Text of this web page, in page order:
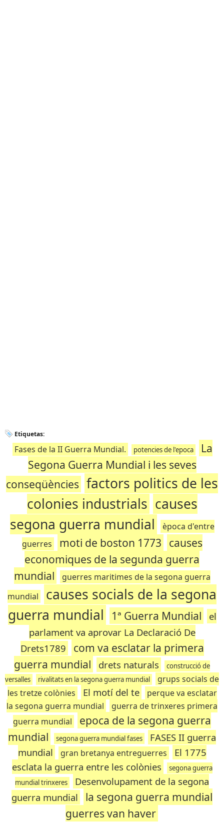
Etiquetas:
Fases de la II Guerra Mundial. potencies de l'epoca
La
Segona Guerra Mundial i les seves
conseqüències factors politics de les
colonies industrials causes
segona guerra mundial
època d'entre
guerres
moti de boston 1773 causes
economiques de la segunda guerra
mundial
guerres maritimes de la segona guerra
mundial
causes socials de la segona
guerra mundial
1ª Guerra Mundial
el
parlament va aprovar La Declaració De
Drets1789
com va esclatar la primera
guerra mundial
drets naturals
construcció de
versalles
rivalitats en la segona guerra mundial
grups socials de
les tretze colònies
El motí del te
perque va esclatar
la segona guerra mundial
guerra de trinxeres primera
guerra mundial
epoca de la segona guerra
mundial
segona guerra mundial fases
FASES II guerra
mundial
gran bretanya entreguerres
El 1775
esclata la guerra entre les colònies
segona guerra
mundial trinxeres
Desenvolupament de la segona
guerra mundial
la segona guerra mundial
guerres van haver